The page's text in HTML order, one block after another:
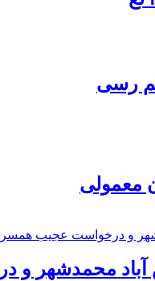
رسی
معمولی
آباد محمدشهر